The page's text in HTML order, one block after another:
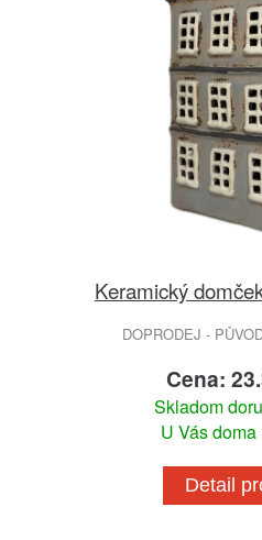
Keramický
DOPRODEJ -
Cena:
Skladom
U Vás doma
Detail